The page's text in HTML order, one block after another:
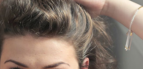
en Argentina (2026) | Sueldos y Sindicatos